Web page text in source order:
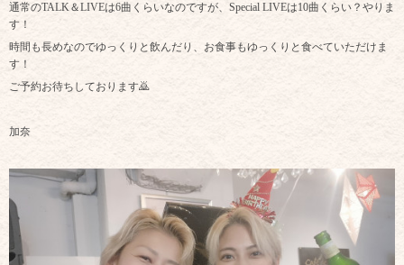
通常のTALK＆LIVEは6曲くらいなのですが、Special LIVEは10曲くらい？やりま
す！
時間も長めなのでゆっくりと飲んだり、お食事もゆっくりと食べていただけま
す！
ご予約お待ちしております🙇
加奈